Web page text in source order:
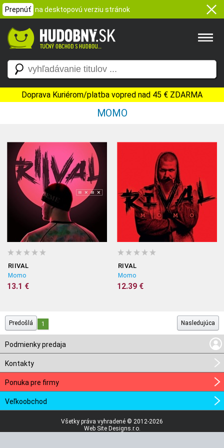
Prepnúť na desktopovú verziu stránok
Doprava Kuriérom/platba vopred nad 45 € ZDARMA
MOMO
RIIVAL
Momo
13.1 €
RIVAL
Momo
12.39 €
Predošlá 1 Nasledujúca
Podmienky predaja
Kontakty
Ponuka pre firmy
Veľkoobchod
Všetky práva vyhradené © 2012-2026
Web Site Designs.r.o.